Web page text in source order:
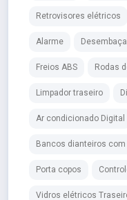
Retrovisores elétricos
Alarme
Freios ABS Rodas
Limpador traseiro
Ar condicionado Digital
Bancos dianteiros
Porta copos
Vidros elétricos